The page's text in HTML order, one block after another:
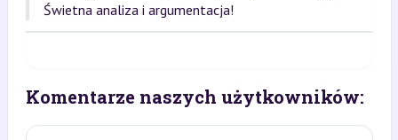
Świetna analiza i argumentacja!
Komentarze naszych użytkowników: